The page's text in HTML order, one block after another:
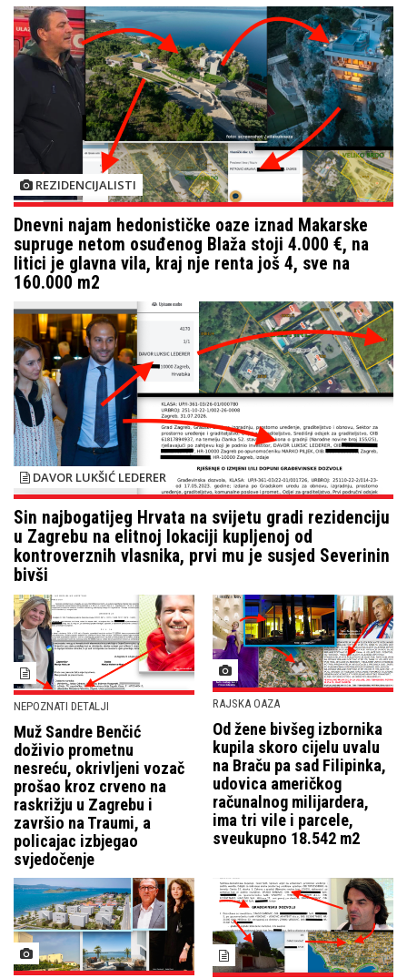
REZIDENCIJALISTI
Dnevni najam hedonističke oaze iznad Makarske
supruge netom osuđenog Blaža stoji 4.000 €, na
litici je glavna vila, kraj nje renta još 4, sve na
160.000 m2
DAVOR LUKŠIĆ LEDERER
Sin najbogatijeg Hrvata na svijetu gradi rezidenciju
u Zagrebu na elitnoj lokaciji kupljenoj od
kontroverznih vlasnika, prvi mu je susjed Severinin
bivši
NEPOZNATI DETALJI
Muž Sandre Benčić
doživio prometnu
nesreću, okrivljeni vozač
prošao kroz crveno na
raskrižju u Zagrebu i
završio na Traumi, a
policajac izbjegao
svjedočenje
RAJSKA OAZA
Od žene bivšeg izbornika
kupila skoro cijelu uvalu
na Braču pa sad Filipinka,
udovica američkog
računalnog milijardera,
ima tri vile i parcele,
sveukupno 18.542 m2